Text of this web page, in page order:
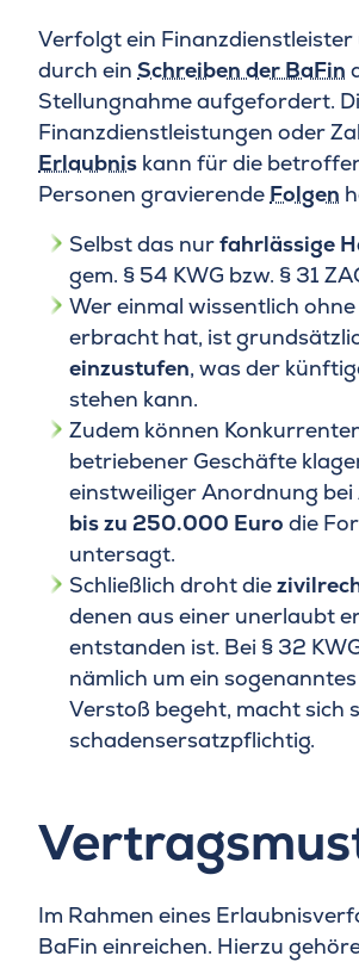
Verfolgt ein
durch ein Schreiben der BaFin
Stellungnahme aufgefordert.
Finanzdienstleistungen oder
Erlaubnis kann für die
Personen gravierende Folgen
Selbst das nurfahrlässige
gem. § 54 KWG bzw. § 31
Wer einmal wissentlich
erbracht hat, ist
einzustufen, was der
stehen kann.
Zudem können
betriebener Geschäfte
einstweiliger Anordnung
bis zu 250.000 Euro die
untersagt.
Schließlich droht die
denen aus einer unerlaubt
entstanden ist. Bei § 32
nämlich um ein
Verstoß begeht, macht sich
schadensersatzpflichtig.
Im Rahmen eines
BaFin einreichen. Hierzu